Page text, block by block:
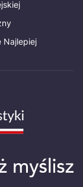
Najlepiej